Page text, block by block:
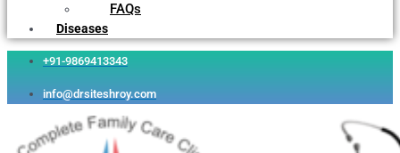
FAQs
Diseases
+91-9869413343
info@drsiteshroy.com